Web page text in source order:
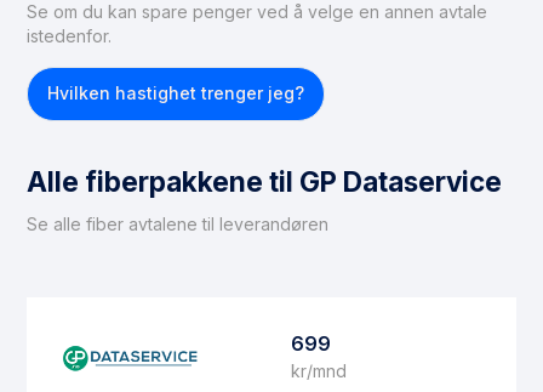
Hvis du ikke har tilgang til fiber, må dette ordnes før
fiberforbindelse til boligen, kan du forvente
gravekostnader på mellom 15 000 og 30 000 kroner.
situasjon der fiber ikke kan installeres, anbefaler vi å
trådløst bredbånd
Se om du kan spare penger ved å velge en annen avtale
istedenfor.
Hvilken hastighet trenger jeg?
Alle fiberpakkene til GP Dataservice
Se alle fiber avtalene til leverandøren
699
kr/mnd